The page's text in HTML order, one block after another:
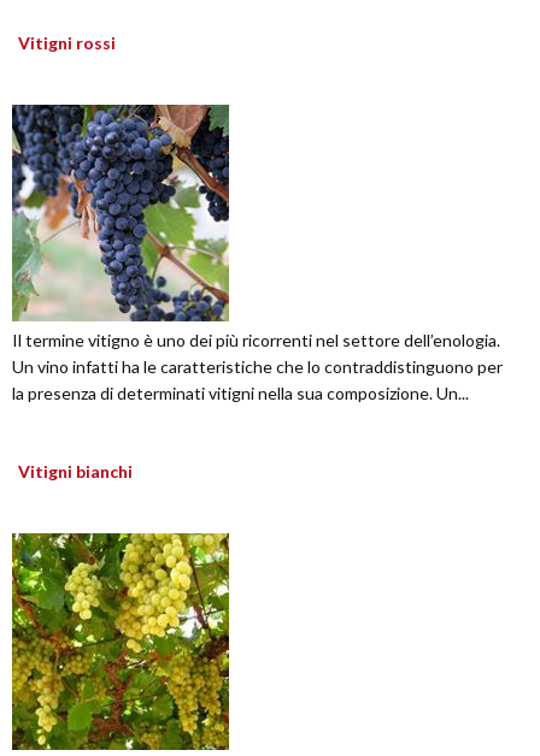
Vitigni rossi
Il termine vitigno è uno dei più ricorrenti nel settore dell’enologia.
Un vino infatti ha le caratteristiche che lo contraddistinguono per
la presenza di determinati vitigni nella sua composizione. Un...
Vitigni bianchi